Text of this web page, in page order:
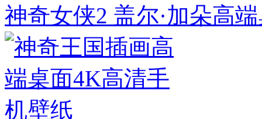
神奇女侠2 盖尔·加朵高